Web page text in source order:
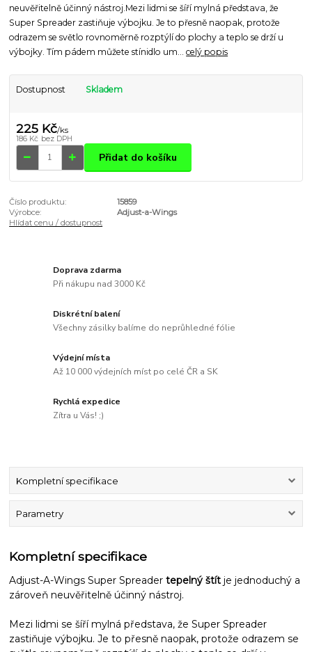
neuvěřitelně účinný nástroj.Mezi lidmi se šíří mylná představa, že
Super Spreader zastiňuje výbojku. Je to přesně naopak, protože
odrazem se světlo rovnoměrně rozptýlí do plochy a teplo se drží u
výbojky. Tím pádem můžete stínidlo um...celý popis
Dostupnost Skladem
225 Kč/ks
186 Kč bez DPH
Přidat do košíku
Číslo produktu:
15859
Výrobce:
Adjust-a-Wings
Hlídat cenu / dostupnost
Doprava zdarma
Při nákupu nad 3000 Kč
Diskrétní balení
Všechny zásilky balíme do neprůhledné fólie
Výdejní místa
Až 10 000 výdejních míst po celé ČR a SK
Rychlá expedice
Zítra u Vás! ;)
Kompletní specifikace
Parametry
Kompletní specifikace
Adjust-A-Wings Super Spreadertepelný štít je jednoduchý a
zároveň neuvěřitelně účinný nástroj.
Mezi lidmi se šíří mylná představa, že Super Spreader
zastiňuje výbojku. Je to přesně naopak, protože odrazem se